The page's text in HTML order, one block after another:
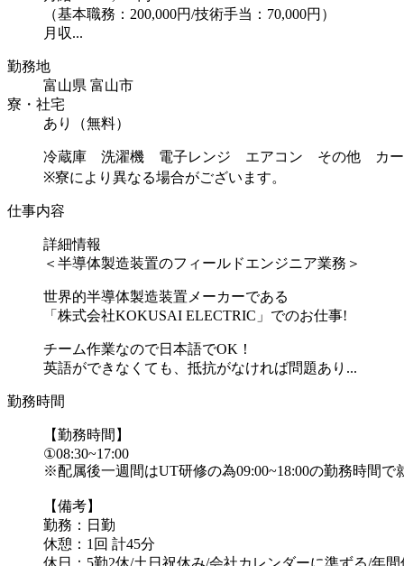
（基本職務：200,000円/技術手当：70,000円）
月収...
勤務地
富山県 富山市
寮・社宅
あり（無料）
冷蔵庫 洗濯機 電子レンジ エアコン その他 カー
※寮により異なる場合がございます。
仕事内容
詳細情報
＜半導体製造装置のフィールドエンジニア業務＞
世界的半導体製造装置メーカーである
「株式会社KOKUSAI ELECTRIC」でのお仕事!
チーム作業なので日本語でOK！
英語ができなくても、抵抗がなければ問題あり...
勤務時間
【勤務時間】
①08:30~17:00
※配属後一週間はUT研修の為09:00~18:00の勤務時間で
【備考】
勤務：日勤
休憩：1回 計45分
休日：5勤2休/土日祝休み/会社カレンダーに準ずる/年間